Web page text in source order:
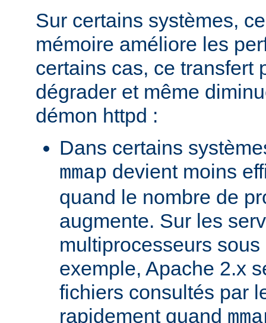
Sur certains systèmes,
mémoire améliore les
certains cas, ce transfert
dégrader et même
démon httpd :
Dans certains
mmap devient moins
quand le nombre de
augmente. Sur les
multiprocesseurs
exemple, Apache 2.x
fichiers consultés par
rapidement quand